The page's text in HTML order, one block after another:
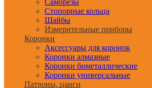
Саморезы
Стопорные кольца
Шайбы
Измерительные приборы
Коронки
Аксессуары для коронок
Коронки алмазные
Коронки биметаллические
Коронки универсальные
Патроны, цанги